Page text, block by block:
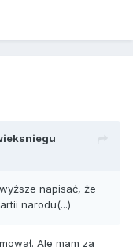
napisać, że
narodu(...)
Ale mam za